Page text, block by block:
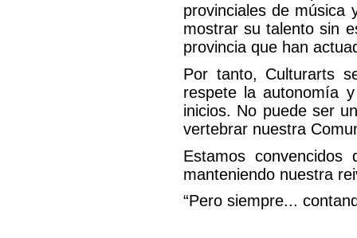
provinciales de música
mostrar su talento sin
provincia que han
Por tanto, Culturarts
respete la autonomía
inicios. No puede ser
vertebrar nuestra
Estamos
manteniendo nuestra
“Pero siempre...